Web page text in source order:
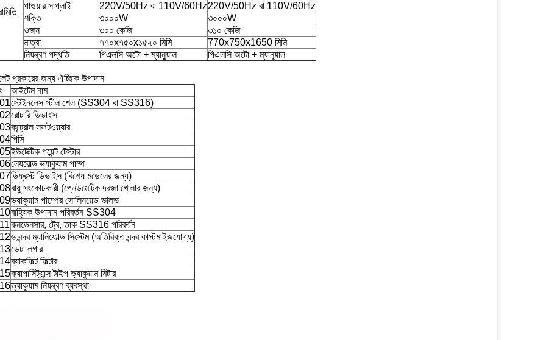
পাওয়ার সাপ্লাই
220V/50Hz বা 110V/60Hz220V/50Hz বা 110V/60Hz
শক্তি
৩০০০W
৩০০০W
ওজন
৩০০ কেজি
৩১০ কেজি
মাত্রা
৭৭০x৭৫০x১৫২০ মিমি
770x750x1650 মিমি
নিয়ন্ত্রণ পদ্ধতি
পিএলসি অটো + ম্যানুয়াল পিএলসি অটো + ম্যানুয়াল
প্রকারের জন্য ঐচ্ছিক উপাদান
আইটেম নাম
স্টেইনলেস স্টীল শেল (SS304 বা SS316)
রোটারি ডিভাইস
কন্ট্রোল সফটওয়্যার
পিসি
ইউটেক্টিক পয়েন্ট টেস্টার
লেয়বোল্ড ভ্যাকুয়াম পাম্প
ডিফ্রস্ট ডিভাইস (বিশেষ মডেলের জন্য)
বায়ু সংকোচকারী (প্নেউমেটিক দরজা খোলার জন্য)
ভ্যাকুয়াম পাম্পের সোলিনয়েড ভালভ
বাহ্যিক উপাদান পরিবর্তন SS304
কনডেনসার, ট্রে, তাক SS316 পরিবর্তন
৬ বন্দর ম্যানিফোল্ড সিস্টেম (অতিরিক্ত বন্দর কাস্টমাইজযোগ্য)
ডেটা লগার
ব্যাকফিল্ট ফিল্টার
ক্যাপাসিট্যান্স টাইপ ভ্যাকুয়াম মিটার
ভ্যাকুয়াম নিয়ন্ত্রণ ব্যবস্থা